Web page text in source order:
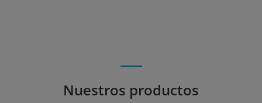
Nuestros productos